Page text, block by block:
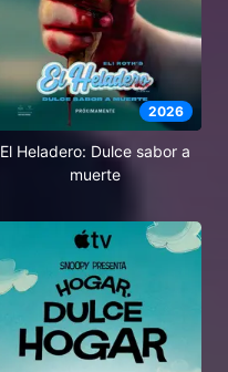
2026
El Heladero: Dulce sabor a
muerte